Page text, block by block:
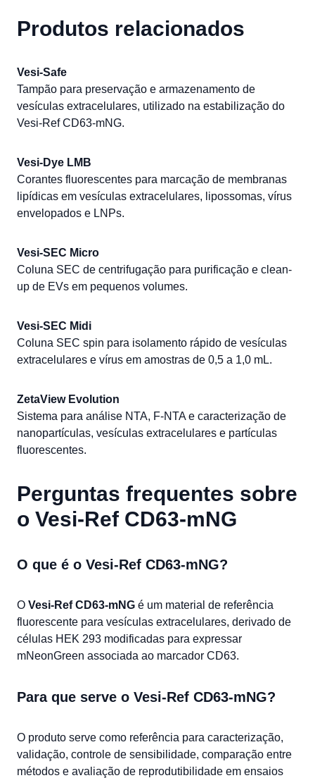
Produtos relacionados
Vesi-Safe
Tampão para preservação e armazenamento de
vesículas extracelulares, utilizado na estabilização do
Vesi-Ref CD63-mNG.
Vesi-Dye LMB
Corantes fluorescentes para marcação de membranas
lipídicas em vesículas extracelulares, lipossomas, vírus
envelopados e LNPs.
Vesi-SEC Micro
Coluna SEC de centrifugação para purificação e clean-
up de EVs em pequenos volumes.
Vesi-SEC Midi
Coluna SEC spin para isolamento rápido de vesículas
extracelulares e vírus em amostras de 0,5 a 1,0 mL.
ZetaView Evolution
Sistema para análise NTA, F-NTA e caracterização de
nanopartículas, vesículas extracelulares e partículas
fluorescentes.
Perguntas frequentes sobre
o Vesi-Ref CD63-mNG
O que é o Vesi-Ref CD63-mNG?
O Vesi-Ref CD63-mNG é um material de referência
fluorescente para vesículas extracelulares, derivado de
células HEK 293 modificadas para expressar
mNeonGreen associada ao marcador CD63.
Para que serve o Vesi-Ref CD63-mNG?
O produto serve como referência para caracterização,
validação, controle de sensibilidade, comparação entre
métodos e avaliação de reprodutibilidade em ensaios